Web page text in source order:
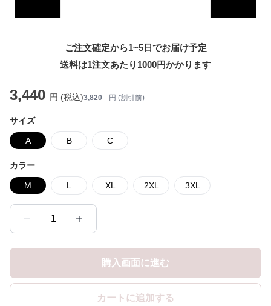
ご注文確定から1~5日でお届け予定
送料は1注文あたり 1000円かかります
3,440 円 (税込)3,820 円 (割引前)
サイズ
A B C
カラー
M L XL 2XL 3XL
1
購入画面に進む
カートに追加する